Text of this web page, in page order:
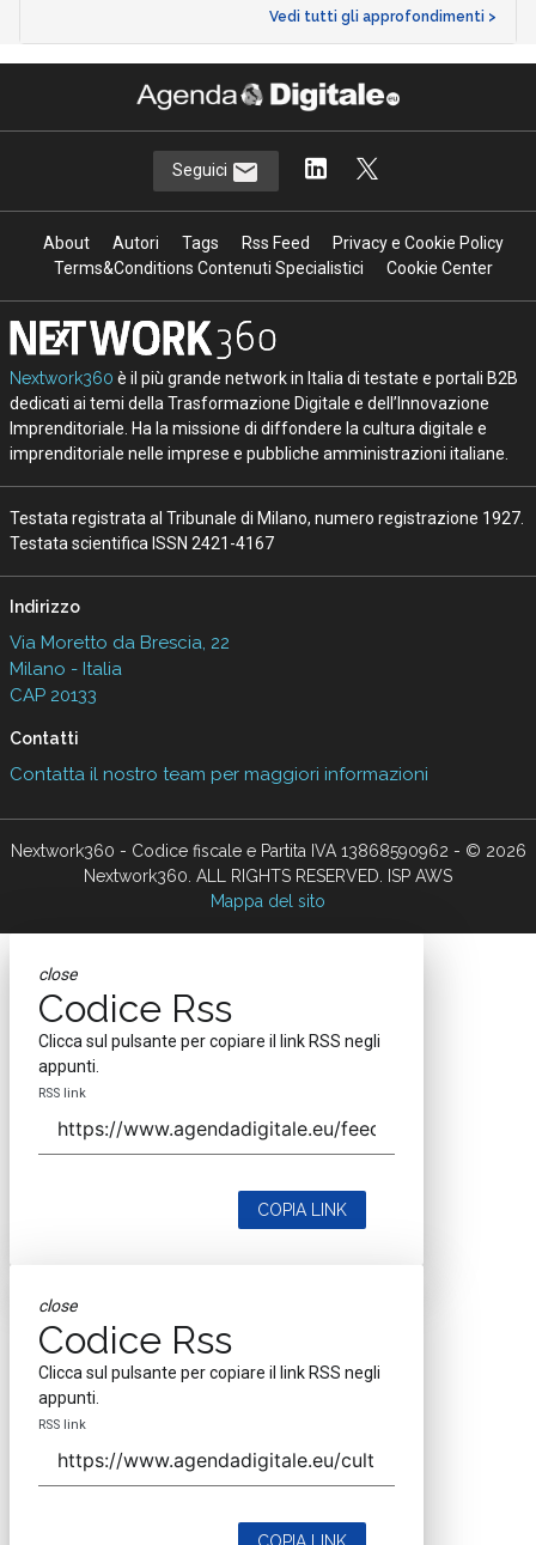
Vedi tutti gli approfondimenti >
Seguici
About Autori Tags Rss Feed
Privacy e Cookie Policy
Terms&Conditions Contenuti Specialistici
Cookie Center
Nextwork360 è il più grande network in Italia di testate e portali B2B
dedicati ai temi della Trasformazione Digitale e dell’Innovazione
Imprenditoriale. Ha la missione di diffondere la cultura digitale e
imprenditoriale nelle imprese e pubbliche amministrazioni italiane.
Testata registrata al Tribunale di Milano, numero registrazione 1927.
Testata scientifica ISSN 2421-4167
Indirizzo
Via Moretto da Brescia, 22
Milano - Italia
CAP 20133
Contatti
Contatta il nostro team per maggiori informazioni
Nextwork360 - Codice fiscale e Partita IVA 13868590962 - © 2026
Nextwork360. ALL RIGHTS RESERVED. ISP AWS
Mappa del sito
close
Codice Rss
Clicca sul pulsante per copiare il link RSS negli
appunti.
RSS link
COPIA LINK
close
Codice Rss
Clicca sul pulsante per copiare il link RSS negli
appunti.
RSS link
COPIA LINK